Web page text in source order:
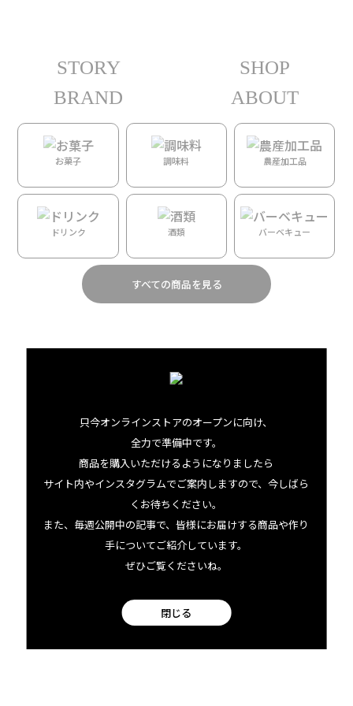
只今オンラインストアのオープンに向け、
全力で準備中です。
商品を購入いただけるようになりましたら
サイト内やインスタグラムでご案内しますので、今しばら
くお待ちください。
また、毎週公開中の記事で、皆様にお届けする商品や作り
手についてご紹介しています。
ぜひご覧くださいね。
閉じる
STORY
SHOP
BRAND
ABOUT
お菓子 調味料 農産加工品
ドリンク 酒類 バーベキュー
すべての商品を見る
/ 人物カテゴリー / MANOA CHOCOLATE
MANOA CHOCOLATE
3
facebook
Instagram